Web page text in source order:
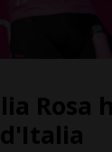
Rosa